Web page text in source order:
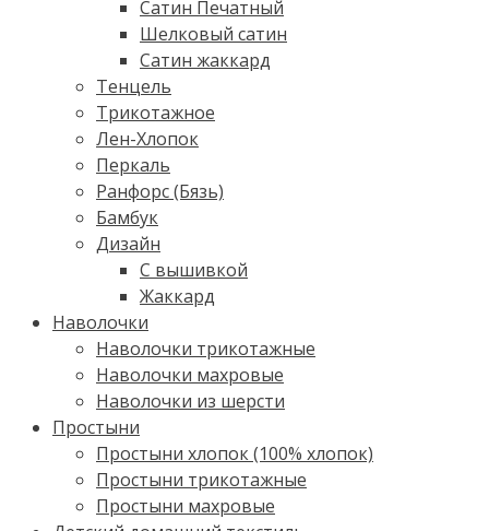
Сатин Печатный
Шелковый сатин
Сатин жаккард
Тенцель
Трикотажное
Лен-Хлопок
Перкаль
Ранфорс (Бязь)
Бамбук
Дизайн
С вышивкой
Жаккард
Наволочки
Наволочки трикотажные
Наволочки махровые
Наволочки из шерсти
Простыни
Простыни хлопок (100% хлопок)
Простыни трикотажные
Простыни махровые